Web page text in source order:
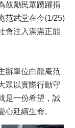
鼓勵民眾踴躍捐
范武堂在今(1/25)
會注入滿滿正能
辦單位白龍庵范
眾以實際行動守
是一份希望，誠
延續生命。